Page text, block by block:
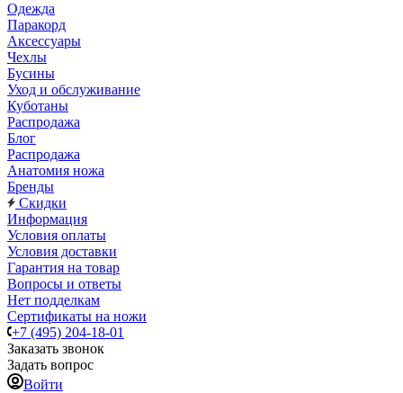
Одежда
Паракорд
Аксессуары
Чехлы
Бусины
Уход и обслуживание
Куботаны
Распродажа
Блог
Распродажа
Анатомия ножа
Бренды
Скидки
Информация
Условия оплаты
Условия доставки
Гарантия на товар
Вопросы и ответы
Нет подделкам
Сертификаты на ножи
+7 (495) 204-18-01
Заказать звонок
Задать вопрос
Войти